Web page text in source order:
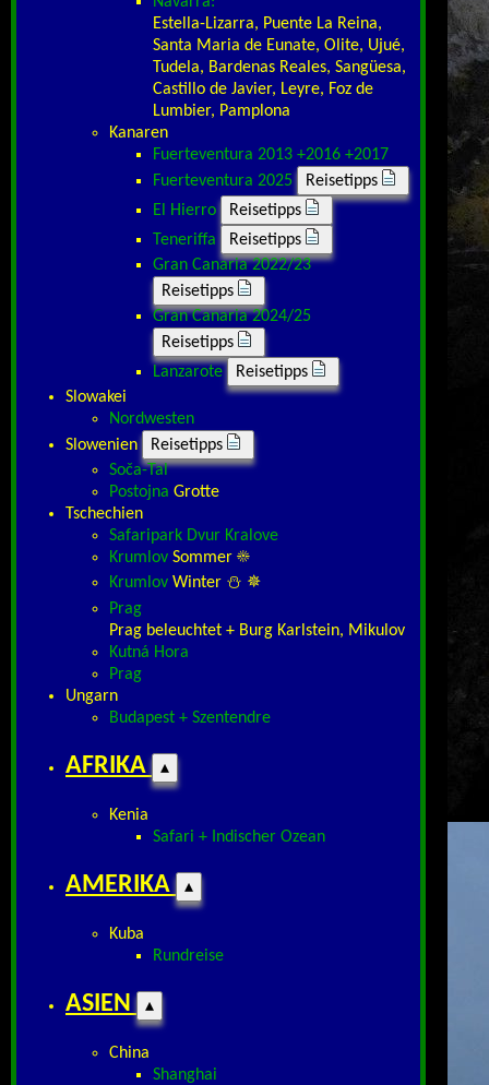
Estella-Lizarra, Puente La Reina,
Santa Maria de Eunate, Olite, Ujué,
Tudela, Bardenas Reales, Sangüesa,
Castillo de Javier, Leyre, Foz de
Lumbier, Pamplona
Kanaren
Fuerteventura 2013 +2016 +2017
Fuerteventura 2025
Reisetipps
El Hierro
Reisetipps
Teneriffa
Reisetipps
Gran Canaria 2022/23
Reisetipps
Gran Canaria 2024/25
Reisetipps
Lanzarote
Reisetipps
Slowakei
Nordwesten
Slowenien
Reisetipps
Soča-Tal
Postojna Grotte
Tschechien
Safaripark Dvur Kralove
Krumlov Sommer ☀
Krumlov Winter ⛄ ✵
Prag
Prag beleuchtet + Burg Karlstein, Mikulov
Kutná Hora
Prag
Ungarn
Budapest + Szentendre
AFRIKA ▴
Kenia
Safari + Indischer Ozean
AMERIKA ▴
Kuba
Rundreise
ASIEN ▴
China
Shanghai